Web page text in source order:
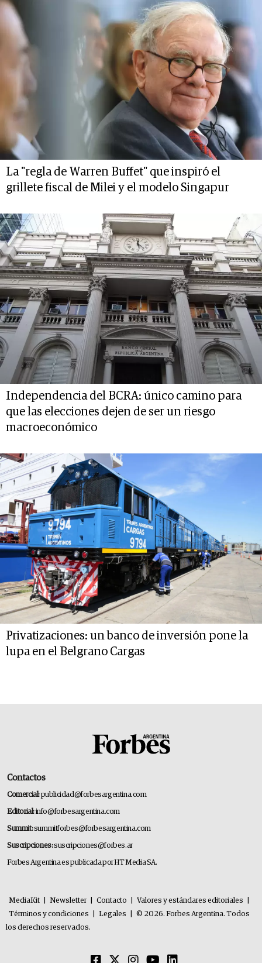
La "regla de Warren Buffet" que inspiró el
grillete fiscal de Milei y el modelo Singapur
Independencia del BCRA: único camino para
que las elecciones dejen de ser un riesgo
macroeconómico
Privatizaciones: un banco de inversión pone la
lupa en el Belgrano Cargas
Contactos
Comercial:publicidad@forbesargentina.com
Editorial:info@forbesargentina.com
Summit:summitforbes@forbesargentina.com
Suscripciones:suscripciones@forbes.ar
Forbes Argentina es publicada por HT Media SA.
MediaKit Newsletter Contacto Valores y estándares editoriales
Términos y condiciones
Legales
© 2026. Forbes Argentina. Todos
los derechos reservados.